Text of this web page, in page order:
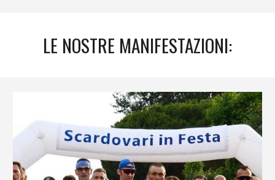
LE NOSTRE MANIFESTAZIONI: